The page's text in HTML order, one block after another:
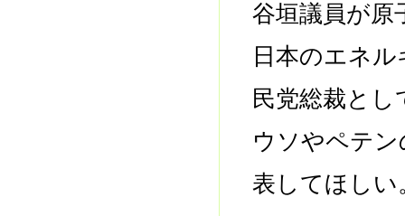
谷垣議員が
日本のエネ
民党総裁と
ウソやペテ
表してほしい